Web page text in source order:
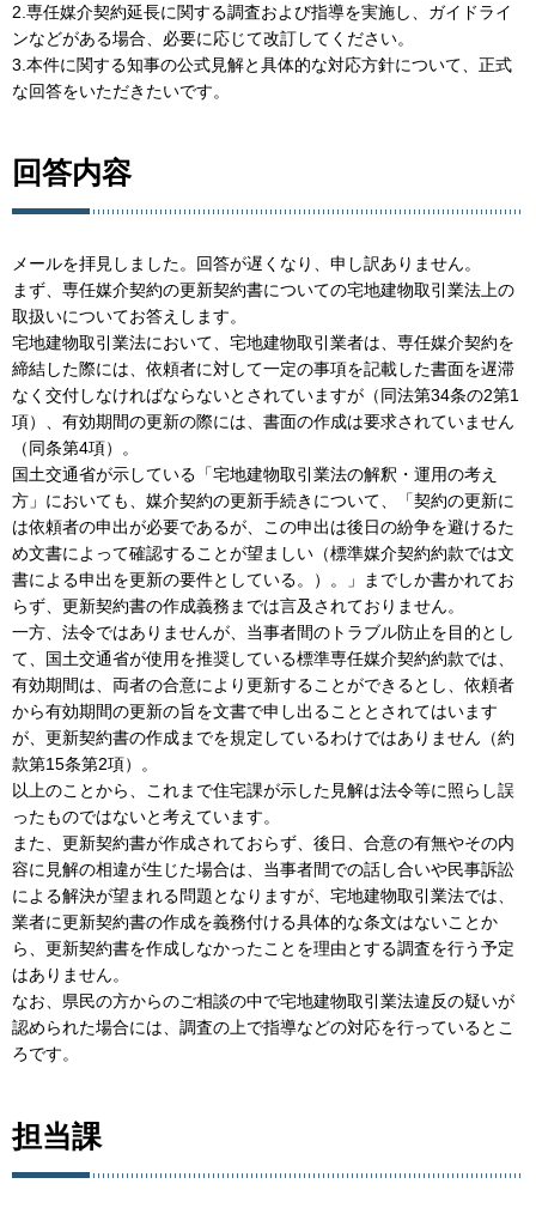
2.専任媒介契約延長に関する調査および指導を実施し、ガイドライ
ンなどがある場合、必要に応じて改訂してください。
3.本件に関する知事の公式見解と具体的な対応方針について、正式
な回答をいただきたいです。
回答内容
メールを拝見しました。回答が遅くなり、申し訳ありません。
まず、専任媒介契約の更新契約書についての宅地建物取引業法上の
取扱いについてお答えします。
宅地建物取引業法において、宅地建物取引業者は、専任媒介契約を
締結した際には、依頼者に対して一定の事項を記載した書面を遅滞
なく交付しなければならないとされていますが（同法第34条の2第1
項）、有効期間の更新の際には、書面の作成は要求されていません
（同条第4項）。
国土交通省が示している「宅地建物取引業法の解釈・運用の考え
方」においても、媒介契約の更新手続きについて、「契約の更新に
は依頼者の申出が必要であるが、この申出は後日の紛争を避けるた
め文書によって確認することが望ましい（標準媒介契約約款では文
書による申出を更新の要件としている。）。」までしか書かれてお
らず、更新契約書の作成義務までは言及されておりません。
一方、法令ではありませんが、当事者間のトラブル防止を目的とし
て、国土交通省が使用を推奨している標準専任媒介契約約款では、
有効期間は、両者の合意により更新することができるとし、依頼者
から有効期間の更新の旨を文書で申し出ることとされてはいます
が、更新契約書の作成までを規定しているわけではありません（約
款第15条第2項）。
以上のことから、これまで住宅課が示した見解は法令等に照らし誤
ったものではないと考えています。
また、更新契約書が作成されておらず、後日、合意の有無やその内
容に見解の相違が生じた場合は、当事者間での話し合いや民事訴訟
による解決が望まれる問題となりますが、宅地建物取引業法では、
業者に更新契約書の作成を義務付ける具体的な条文はないことか
ら、更新契約書を作成しなかったことを理由とする調査を行う予定
はありません。
なお、県民の方からのご相談の中で宅地建物取引業法違反の疑いが
認められた場合には、調査の上で指導などの対応を行っているとこ
ろです。
担当課